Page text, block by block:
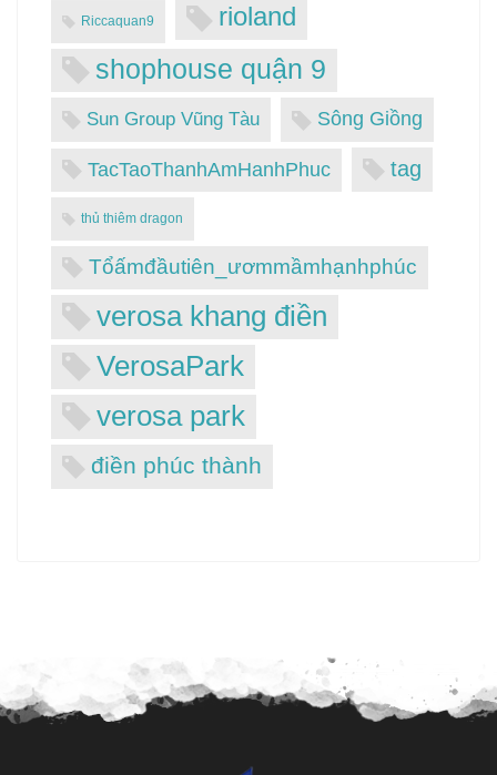
Riccaquan9
rioland
shophouse quận 9
Sun Group Vũng Tàu Sông Giồng
TacTaoThanhAmHanhPhuc tag
thủ thiêm dragon
Tổấmđầutiên_ươmmầmhạnhphúc
verosa khang điền
VerosaPark
verosa park
điền phúc thành